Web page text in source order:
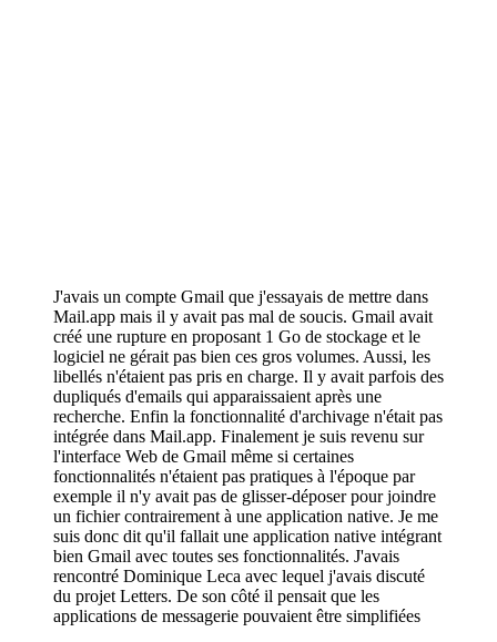
J'avais un compte Gmail que j'essayais de mettre dans
Mail.app mais il y avait pas mal de soucis. Gmail avait
créé une rupture en proposant 1 Go de stockage et le
logiciel ne gérait pas bien ces gros volumes. Aussi, les
libellés n'étaient pas pris en charge. Il y avait parfois des
dupliqués d'emails qui apparaissaient après une
recherche. Enfin la fonctionnalité d'archivage n'était pas
intégrée dans Mail.app. Finalement je suis revenu sur
l'interface Web de Gmail même si certaines
fonctionnalités n'étaient pas pratiques à l'époque par
exemple il n'y avait pas de glisser-déposer pour joindre
un fichier contrairement à une application native. Je me
suis donc dit qu'il fallait une application native intégrant
bien Gmail avec toutes ses fonctionnalités. J'avais
rencontré Dominique Leca avec lequel j'avais discuté
du projet Letters. De son côté il pensait que les
applications de messagerie pouvaient être simplifiées